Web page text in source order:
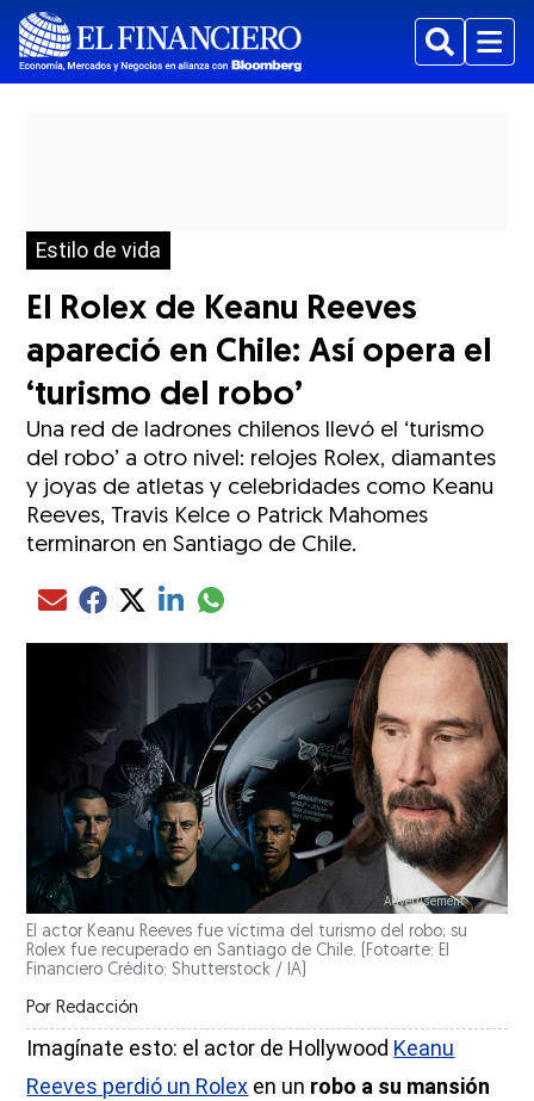
BuscarMenu
Estilo de vida
El Rolex de Keanu Reeves
apareció en Chile: Así opera el
‘turismo del robo’
Una red de ladrones chilenos llevó el ‘turismo
del robo’ a otro nivel: relojes Rolex, diamantes
y joyas de atletas y celebridades como Keanu
Reeves, Travis Kelce o Patrick Mahomes
terminaron en Santiago de Chile.
Compartir el artículo actual mediante Email
Compartir el artículo actual mediante Facebook
Compartir el artículo actual mediante Twitter
Compartir el artículo actual mediante LinkedIn
Compartir el artículo actual mediante
El actor Keanu Reeves fue víctima del turismo del robo; su
Rolex fue recuperado en Santiago de Chile.
(Fotoarte: El
Financiero Crédito: Shutterstock / IA)
Por Redacción
Imagínate esto: el actor de Hollywood Keanu
Reeves perdió un Rolex en un robo a su mansión